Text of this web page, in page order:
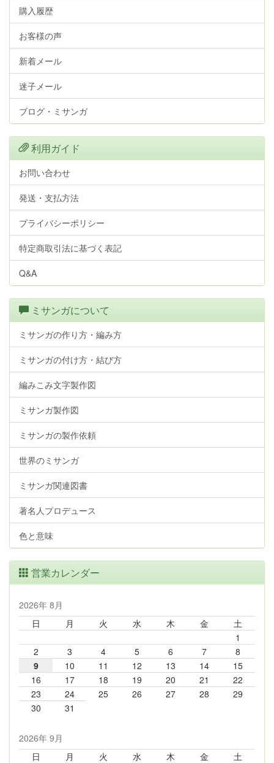
購入履歴
お客様の声
新着メール
迷子メール
ブログ・ミサンガ
利用ガイド
お問い合わせ
発送・支払方法
プライバシーポリシー
特定商取引法に基づく表記
Q&A
ミサンガについて
ミサンガの作り方・編み方
ミサンガの付け方・結び方
編みこみ文字製作図
ミサンガ製作図
ミサンガの製作依頼
世界のミサンガ
ミサンガ関連図書
著名人プロデュース
色と意味
営業カレンダー
2026年 8月
日
月 火 水 木 金
土
1
2
3 4 5 6 7
8
9
10 11 12 13 14
15
16
17 18 19 20 21
22
23
24 25 26 27 28
29
30
31
2026年 9月
日
月 火 水 木 金 土